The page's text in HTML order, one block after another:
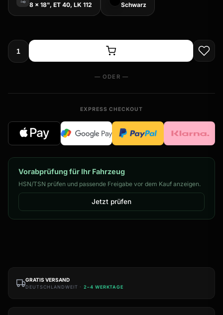
8 x 18", ET 40, LK 112 Schwarz
— ODER —
EXPRESS CHECKOUT
Vorabprüfung für Ihr Fahrzeug
HSN/TSN prüfen und passende Freigabe vor dem Kauf anzeigen.
Jetzt prüfen
GRATIS VERSAND
DEUTSCHLANDWEIT ·2–4 WERKTAGE